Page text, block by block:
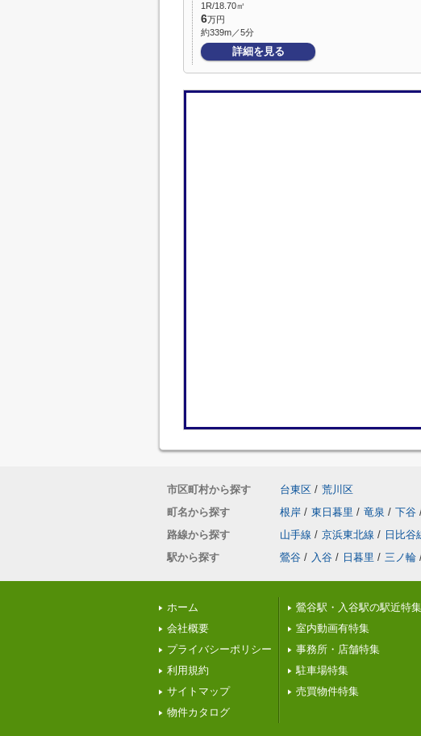
1R/18.70㎡
6万円
約339m／5分
詳細を見る
市区町村から探す 台東区 / 荒川区
町名から探す
根岸 / 東日暮里 / 竜泉 / 下谷
路線から探す
山手線 / 京浜東北線 / 日比谷
駅から探す
鶯谷 / 入谷 / 日暮里 / 三ノ輪
ホーム
会社概要
プライバシーポリシー
利用規約
サイトマップ
物件カタログ
鶯谷駅・入谷駅の駅近特集
室内動画有特集
事務所・店舗特集
駐車場特集
売買物件特集